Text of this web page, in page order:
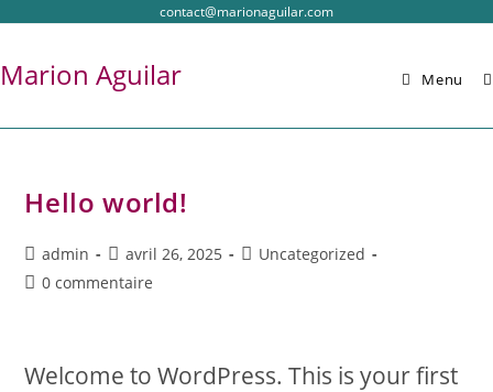
contact@marionaguilar.com
Marion Aguilar Menu
Hello world!
admin avril 26, 2025
Uncategorized
0 commentaire
Welcome to WordPress. This is your first